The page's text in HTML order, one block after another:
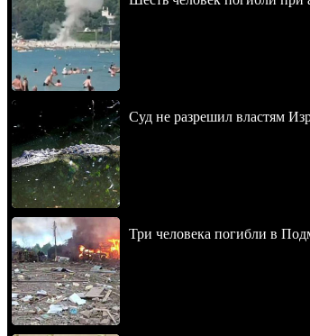
Суд не разрешил властям
Три человека погибли в